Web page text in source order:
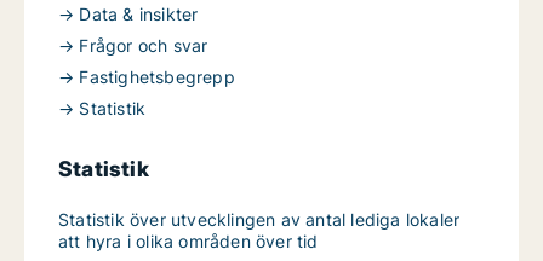
→ Data & insikter
→ Frågor och svar
→ Fastighetsbegrepp
→ Statistik
Statistik
Statistik över utvecklingen av antal lediga lokaler
att hyra i olika områden över tid